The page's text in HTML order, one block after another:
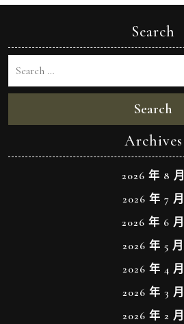
Search
Search
Archives
2026 年 8 月
2026 年 7 月
2026 年 6 月
2026 年 5 月
2026 年 4 月
2026 年 3 月
2026 年 2 月